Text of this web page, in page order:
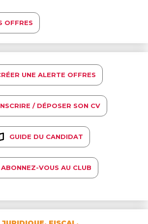
OFFRES
UNE ALERTE OFFRES
/ DÉPOSER SON CV
GUIDE DU CANDIDAT
ABONNEZ-VOUS AU CLUB